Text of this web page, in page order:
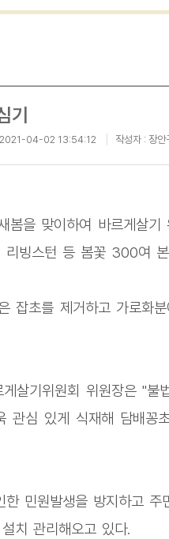
기
2021-04-02 13:54:12 작성자 : 장
을 맞이하여 바르게살
리빙스턴 등 봄꽃 300여
잡초를 제거하고 가로화
살기위원회 위원장은 "
관심 있게 식재해 담배꽁
민원발생을 방지하고
치 관리해오고 있다.